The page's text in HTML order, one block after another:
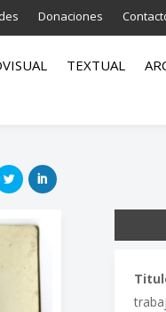
Donaciones
TEXTUAL